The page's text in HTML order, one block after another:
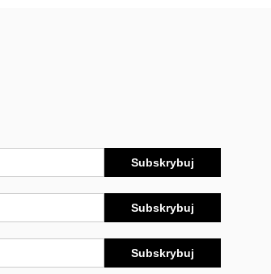
Subskrybuj
Subskrybuj
Subskrybuj